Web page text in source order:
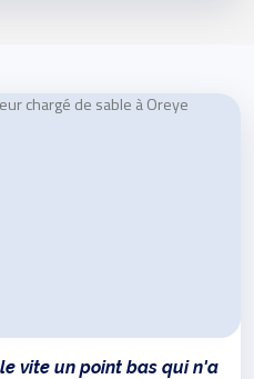
vite un point bas qui n'a